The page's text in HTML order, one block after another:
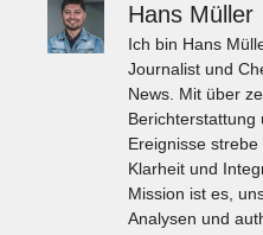
Hans Müller
Ich bin Hans
Journalist und
News. Mit über
Berichterstattung
Ereignisse
Klarheit und
Mission ist es,
Analysen und